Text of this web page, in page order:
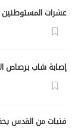
عشرات المستوطنين
إصابة شاب برصاص
فتيات من القدس